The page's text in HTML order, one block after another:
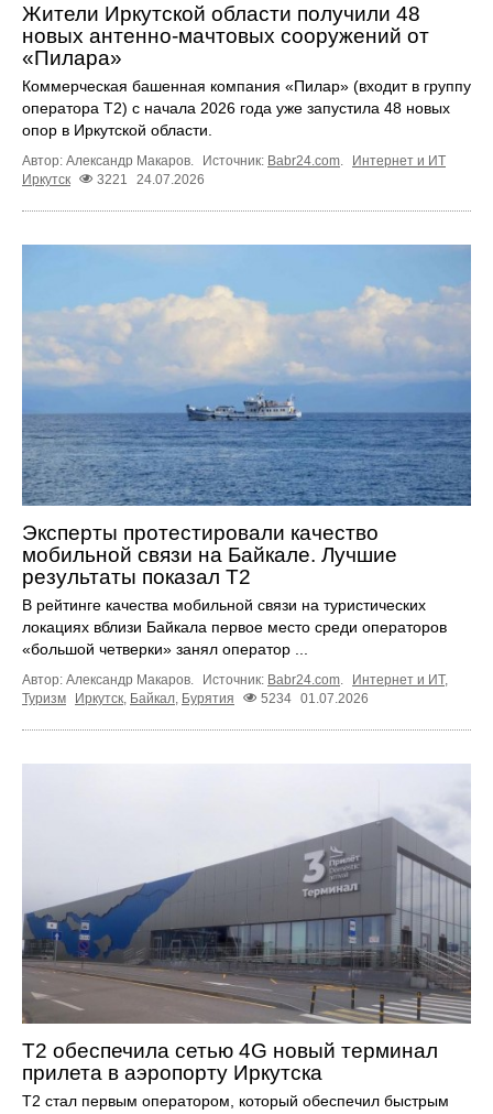
Жители Иркутской области получили 48
новых антенно-мачтовых сооружений от
«Пилара»
Коммерческая башенная компания «Пилар» (входит в группу
оператора Т2) с начала 2026 года уже запустила 48 новых
опор в Иркутской области.
Автор: Александр Макаров. Источник: Babr24.com.
Интернет и ИТ
Иркутск
3221 24.07.2026
Эксперты протестировали качество
мобильной связи на Байкале. Лучшие
результаты показал Т2
В рейтинге качества мобильной связи на туристических
локациях вблизи Байкала первое место среди операторов
«большой четверки» занял оператор ...
Автор: Александр Макаров. Источник: Babr24.com Интернет и ИТ,
Туризм
Иркутск Байкал Бурятия 5234 01.07.2026
T2 обеспечила сетью 4G новый терминал
прилета в аэропорту Иркутска
T2 стал первым оператором, который обеспечил быстрым